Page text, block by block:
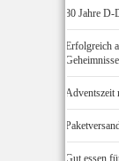
80 Jahre
Erfolgreich
Geheimnisse
Adventszeit
Gut essen